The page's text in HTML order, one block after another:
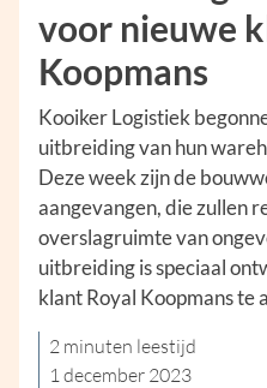
voor nieuwe
Koopmans
Kooiker Logistiek
uitbreiding van hun
Deze week zijn de
aangevangen, die zullen
overslagruimte van
uitbreiding is speciaal
klant Royal Koopmans te
2 minuten leestijd
1 december 2023